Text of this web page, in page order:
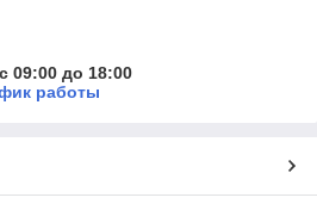
09:00 до 18:00
работы